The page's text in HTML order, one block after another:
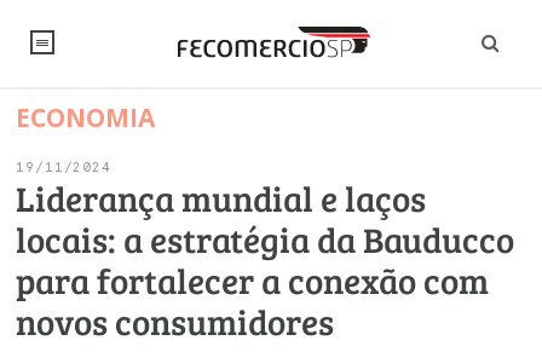
NOTÍCIAS
Editorial
Artigos
Institucional
Debates Fecomercio-SP
Economia
Pesquisas
Brasil
Legislação
SINDICATOS
PESQUISAS
FALE CONOSCO
ECONOMIA
19/11/2024
Liderança mundial e laços
locais: a estratégia da Bauducco
para fortalecer a conexão com
novos consumidores